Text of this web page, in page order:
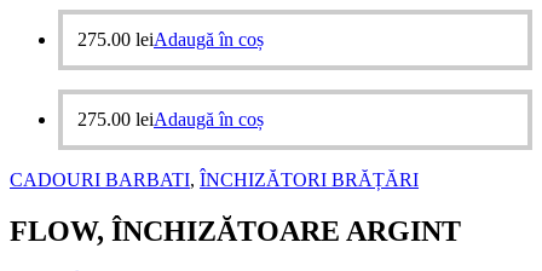
275.00 leiAdaugă în coș
275.00 leiAdaugă în coș
CADOURI BARBATI, ÎNCHIZĂTORI BRĂȚĂRI
FLOW, ÎNCHIZĂTOARE ARGINT